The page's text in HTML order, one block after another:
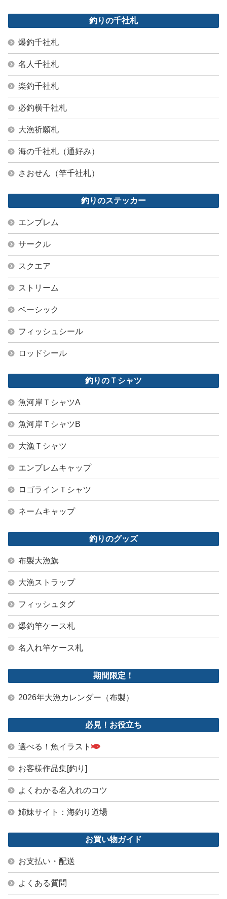
釣りの千社札
爆釣千社札
名人千社札
楽釣千社札
必釣横千社札
大漁祈願札
海の千社札（通好み）
さおせん（竿千社札）
釣りのステッカー
エンブレム
サークル
スクエア
ストリーム
ベーシック
フィッシュシール
ロッドシール
釣りのＴシャツ
魚河岸ＴシャツA
魚河岸ＴシャツB
大漁Ｔシャツ
エンブレムキャップ
ロゴラインＴシャツ
ネームキャップ
釣りのグッズ
布製大漁旗
大漁ストラップ
フィッシュタグ
爆釣竿ケース札
名入れ竿ケース札
期間限定！
2026年大漁カレンダー（布製）
必見！お役立ち
選べる！魚イラスト
お客様作品集[釣り]
よくわかる名入れのコツ
姉妹サイト：海釣り道場
お買い物ガイド
お支払い・配送
よくある質問